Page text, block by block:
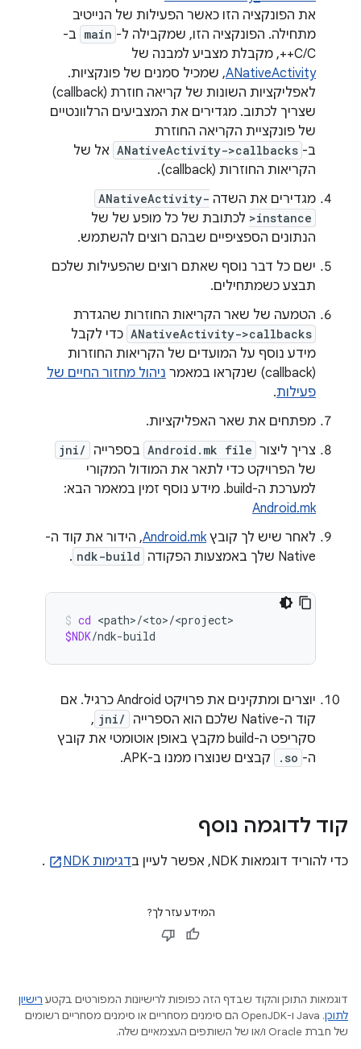
את הפונקציה הזו כאשר הפעילות של הנייטיב
מתחילה. הפונקציה הזו, שמקבילה ל- main ב-
C/C++, מקבלת מצביע למבנה של
ANativeActivity, שמכיל סמנים של פונקציות.
לאפליקציות השונות של קריאה חוזרת (callback)
שצריך לכתוב. מגדירים את המצביעים הרלוונטיים
של פונקציית הקריאה החוזרת
ב- ANativeActivity->callbacks אל של
הקריאות החוזרות (callback).
מגדירים את השדה ANativeActivity-
>instance לכתובת של כל מופע של של
הנתונים הספציפיים שבהם רוצים להשתמש.
ישם כל דבר נוסף שאתם רוצים שהפעילות שלכם
תבצע כשמתחילים.
הטמעה של שאר הקריאות החוזרות שהגדרת
ANativeActivity->callbacks כדי לקבל
מידע נוסף על המועדים של הקריאות החוזרות
(callback) שנקראו במאמר
ניהול מחזור החיים של
פעילות.
מפתחים את שאר האפליקציות.
צריך ליצור Android.mk file בספרייה jni/
של הפרויקט כדי לתאר את המודול המקורי
למערכת ה-build. מידע נוסף זמין במאמר הבא:
Android.mk
לאחר שיש לך קובץAndroid.mk, הידור את קוד ה-
Native שלך באמצעות הפקודה
ndk-build
.
cd
$NDK/ndk-build
יוצרים ומתקינים את פרויקט Android כרגיל. אם
קוד ה-Native שלכם הוא הספרייה
jni/
,
סקריפט ה-build מקבץ באופן אוטומטי את קובץ
ה- .so קבצים שנוצרו ממנו ב-APK.
קוד לדוגמה נוסף
כדי להוריד דוגמאות NDK, אפשר לעיין ב דגימות NDK .
המידע עזר לך?
דוגמאות התוכן והקוד שבדף הזה כפופות לרישיונות המפורטים בקטע רישיון
לתוכן
.‏ Java ו-OpenJDK הם סימנים מסחריים או סימנים מסחריים רשומים
של חברת Oracle ו/או של השותפים העצמאיים שלה.